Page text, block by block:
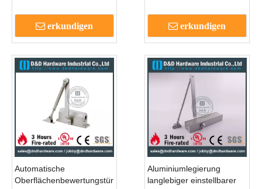
Holztür- dddc007
erkundigen erkundigen
Automatische
Oberflächenbewertungstür
Aluminiumlegierung
langlebiger einstellbarer